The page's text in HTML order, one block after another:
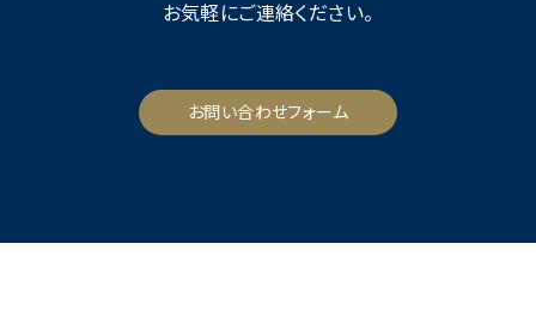
お気軽にご連絡ください。
お問い合わせフォーム